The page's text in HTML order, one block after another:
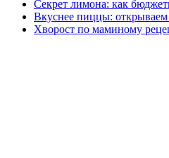
Секрет лимона: как
Вкуснее пиццы:
Хворост по маминому